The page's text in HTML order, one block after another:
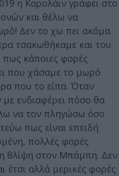
η Καρολάιν γράφει στο
και θέλω να
Δεν το χω πει ακόμα
τσακωθήκαμε και του
κάποιες φορές
που χάσαμε το μωρό
που το είπα. Όταν
ενδιαφέρει πόσο θα
να τον πληγώσω όσο
πως είναι επειδή
πολλές φορές
θλίψη στον Μπάμπη. Δεν
έτσι αλλά μερικές φορές